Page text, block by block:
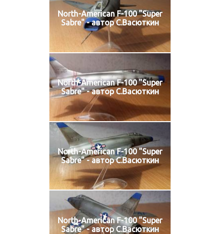
North-American F-100 "Super
Sabre" - автор С.Васюткин
North-American F-100 "Super
Sabre" - автор С.Васюткин
North-American F-100 "Super
Sabre" - автор С.Васюткин
North-American F-100 "Super
Sabre" - автор С.Васюткин